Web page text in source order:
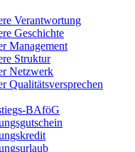
Verantwortung
Geschichte
Management
Struktur
Netzwerk
Qualitätsversprechen
BAföG